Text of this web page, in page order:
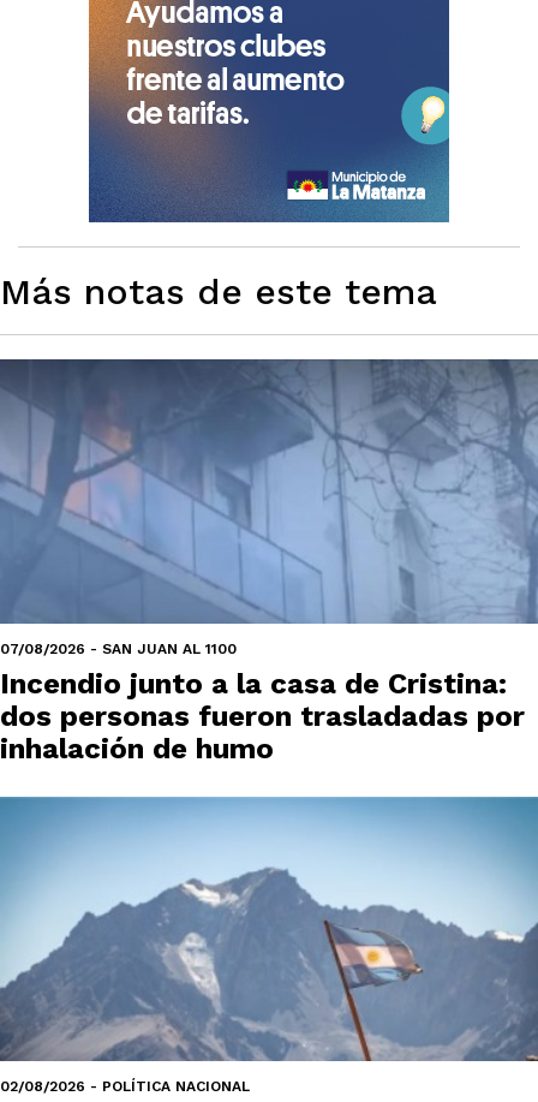
Más notas de este tema
07/08/2026 - SAN JUAN AL 1100
Incendio junto a la casa de Cristina:
dos personas fueron trasladadas por
inhalación de humo
02/08/2026 - POLÍTICA NACIONAL